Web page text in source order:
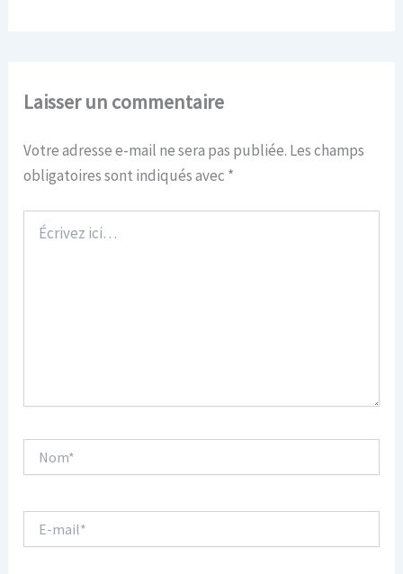
Laisser un commentaire
Votre adresse e-mail ne sera pas publiée. Les champs
obligatoires sont indiqués avec *
ici…
mail*